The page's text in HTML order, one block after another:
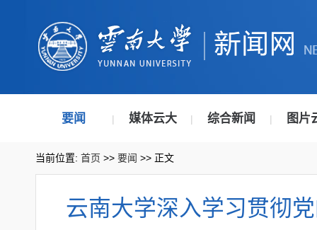
要闻 | 媒体云大 | 综合新闻 | 图片
当前位置: 首页 >> 要闻 >> 正文
云南大学深入学习贯彻